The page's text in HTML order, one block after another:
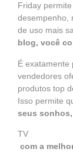
Friday
desempenho,
de uso mais
blog, você
É exatamente
vendedores
produtos top
Isso permite
seus
TV
com a